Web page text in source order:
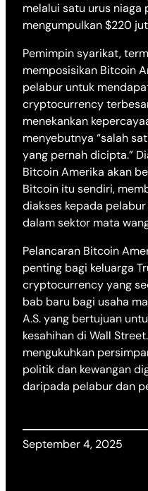
melalui satu urus niaga
mengumpulkan $220
Pemimpin syarikat,
memposisikan Bitcoin
pelabur untuk
cryptocurrency
menekankan
menyebutnya “salah
yang pernah dicipta.”
Bitcoin Amerika akan
Bitcoin itu sendiri,
diakses kepada
dalam sektor mata
Pelancaran Bitcoin
penting bagi keluarga
cryptocurrency yang
bab baru bagi usaha
A.S. yang bertujuan
kesahihan di Wall
mengukuhkan
politik dan kewangan
daripada pelabur dan
September 4, 2025